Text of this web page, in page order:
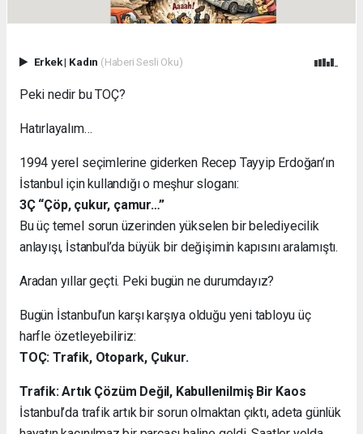
Erkek| Kadın (Haberi Sesli Oku)
Peki nedir bu TOÇ?
Hatırlayalım…
1994 yerel seçimlerine giderken Recep Tayyip Erdoğan’ın
İstanbul için kullandığı o meşhur sloganı:
3Ç “Çöp, çukur, çamur…”
Bu üç temel sorun üzerinden yükselen bir belediyecilik
anlayışı, İstanbul’da büyük bir değişimin kapısını aralamıştı.
Aradan yıllar geçti. Peki bugün ne durumdayız?
Bugün İstanbul’un karşı karşıya olduğu yeni tabloyu üç
harfle özetleyebiliriz:
TOÇ: Trafik, Otopark, Çukur.
Trafik: Artık Çözüm Değil, Kabullenilmiş Bir Kaos
İstanbul’da trafik artık bir sorun olmaktan çıktı, adeta günlük